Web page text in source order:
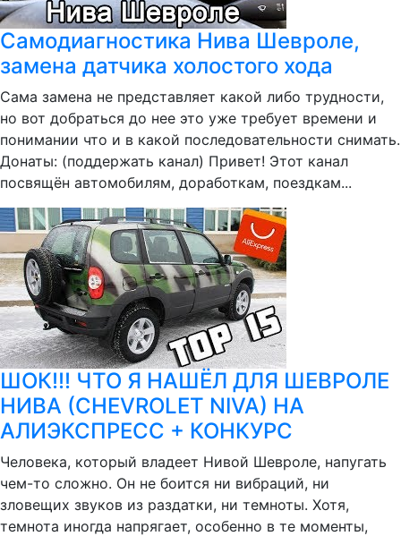
Самодиагностика Нива Шевроле,
замена датчика холостого хода
Сама замена не представляет какой либо трудности,
но вот добраться до нее это уже требует времени и
понимании что и в какой последовательности снимать.
Донаты: (поддержать канал) Привет! Этот канал
посвящён автомобилям, доработкам, поездкам...
ШОК!!! ЧТО Я НАШЁЛ ДЛЯ ШЕВРОЛЕ
НИВА (CHEVROLET NIVA) НА
АЛИЭКСПРЕСС + КОНКУРС
Человека, который владеет Нивой Шевроле, напугать
чем-то сложно. Он не боится ни вибраций, ни
зловещих звуков из раздатки, ни темноты. Хотя,
темнота иногда напрягает, особенно в те моменты,